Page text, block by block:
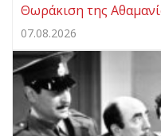
Θωράκιση της
07.08.2026